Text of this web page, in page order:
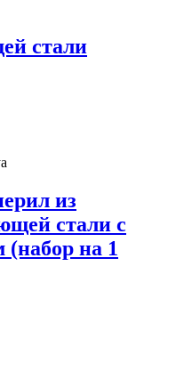
стали
из
стали с
на 1